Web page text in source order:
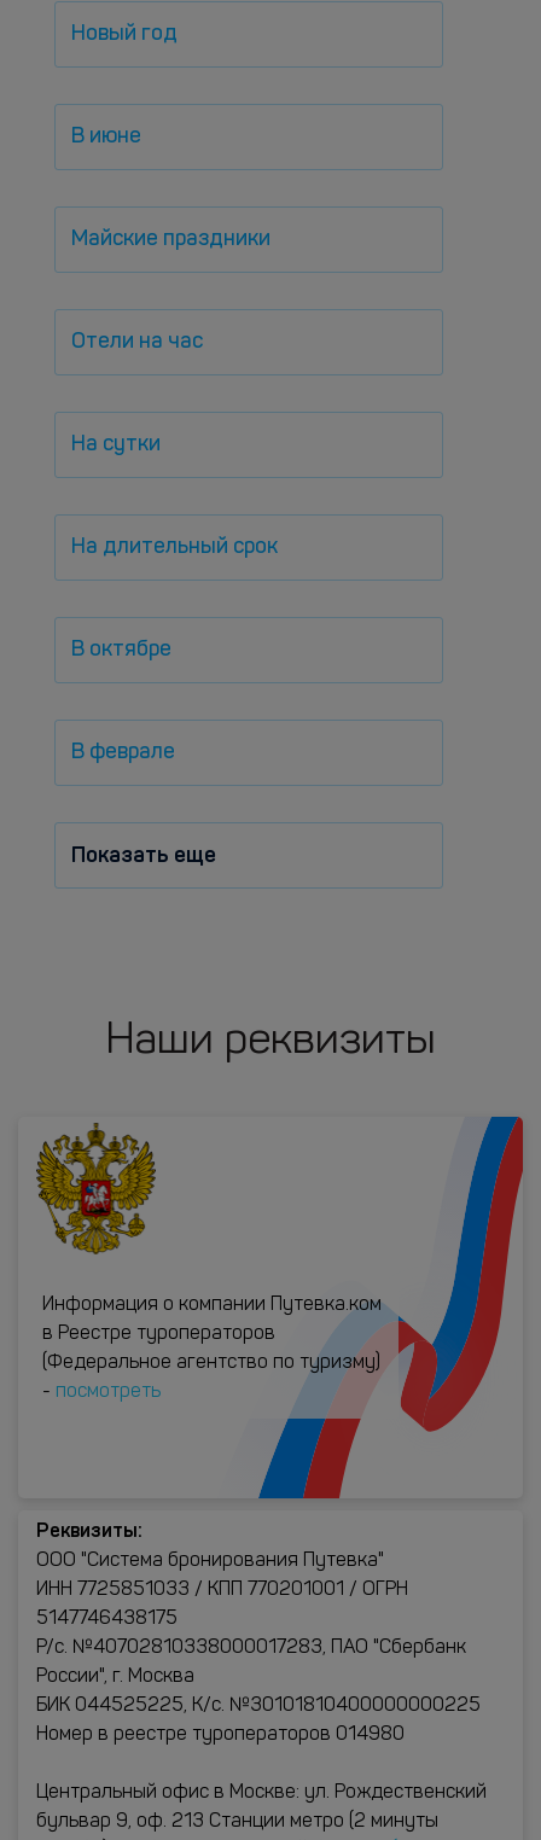
Новый год
В июне
Майские праздники
Отели на час
На сутки
На длительный срок
В октябре
В феврале
Показать еще
Наши реквизиты
Информация о компании Путевка.ком
в Реестре туроператоров
(Федеральное агентство по туризму)
- посмотреть
Реквизиты:
ООО "Система бронирования Путевка"
ИНН 7725851033 / КПП 770201001 / ОГРН
5147746438175
Р/с. №40702810338000017283, ПАО "Сбербанк
России", г. Москва
БИК 044525225, К/с. №30101810400000000225
Номер в реестре туроператоров 014980
Центральный офис в Москве: ул. Рождественский
бульвар 9, оф. 213 Станции метро (2 минуты